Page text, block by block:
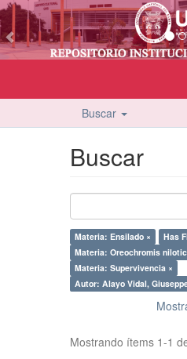
Buscar
Buscar
Materia: Ensilado ×
Has
Materia: Oreochromis
Materia: Supervivencia ×
Autor: Alayo Vidal,
Mostrando ítems 1-1